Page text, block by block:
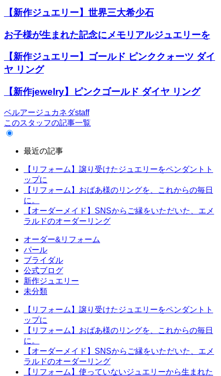
【新作ジュエリー】世界三大希少石
お子様が生まれた記念にメモリアルジュエリーを
【新作ジュエリー】ゴールド ピンククォーツ ダイ
ヤ リング
【新作jewelry】ピンクゴールド ダイヤ リング
ベルアージュカネダstaff
このスタッフの記事一覧
最近の記事
【リフォーム】譲り受けたジュエリーをペンダントト
ップに
【リフォーム】おばあ様のリングを、これからの毎日
に。
【オーダーメイド】SNSからご縁をいただいた、エメ
ラルドのオーダーリング
オーダー&リフォーム
パール
ブライダル
公式ブログ
新作ジュエリー
未分類
【リフォーム】譲り受けたジュエリーをペンダントト
ップに
【リフォーム】おばあ様のリングを、これからの毎日
に。
【オーダーメイド】SNSからご縁をいただいた、エメ
ラルドのオーダーリング
【リフォーム】使っていないジュエリーから生まれた